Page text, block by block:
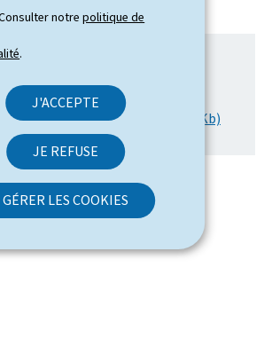
notrepolitique de
.
J'ACCEPTE
JE REFUSE
GÉRER LES COOKIES
plus
(02.09.2025) (Word, 43 Kb)